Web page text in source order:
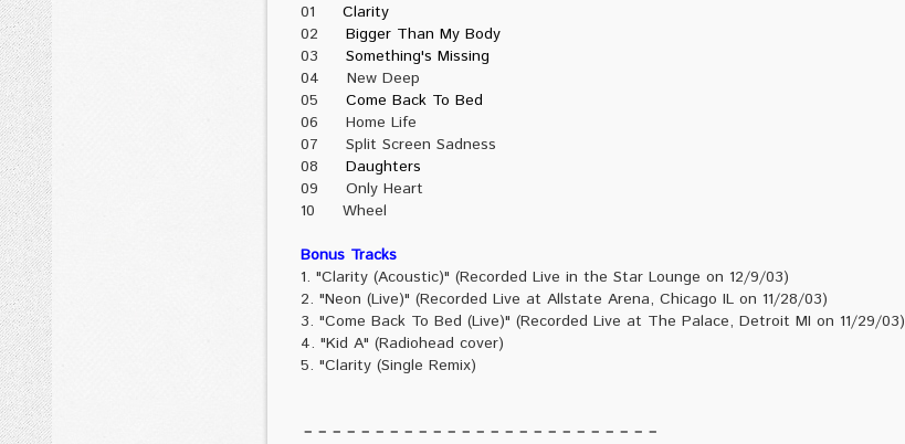
01 Clarity
02 Bigger Than My Body
03 Something's Missing
04 New Deep
05 Come Back To Bed
06 Home Life
07 Split Screen Sadness
08 Daughters
09 Only Heart
10 Wheel
Bonus Tracks
1. "Clarity (Acoustic)" (Recorded Live in the Star Lounge on 12/9/03)
2. "Neon (Live)" (Recorded Live at Allstate Arena, Chicago IL on 11/28/03)
3. "Come Back To Bed (Live)" (Recorded Live at The Palace, Detroit MI on 11/29/03)
4. "Kid A" (Radiohead cover)
5. "Clarity (Single Remix)
－－－－－－－－－－－－－－－－－－－－－－－－－